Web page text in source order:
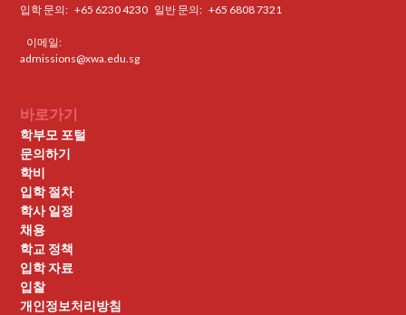
입학 문의:+65 6230 4230 일반 문의: ‍+65 6808 7321
이메일:
admissions@xwa.edu.sg
바로가기
학부모 포털
문의하기
학비
입학 절차
학사 일정
채용
학교 정책
입학 자료
입찰
개인정보처리방침